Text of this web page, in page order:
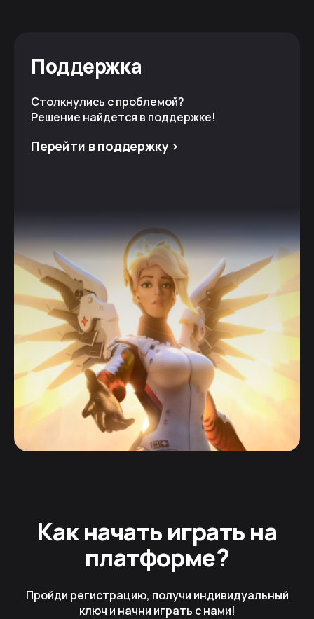
Поддержка
Столкнулись с проблемой?
Решение найдется в поддержке!
Перейти в поддержку >
Как начать играть на
платформе?
Пройди регистрацию, получи индивидуальный
ключ и начни играть с нами!